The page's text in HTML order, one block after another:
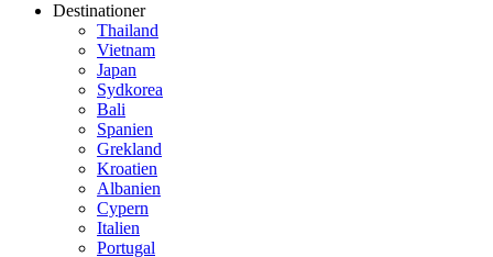
Destinationer
Thailand
Vietnam
Japan
Sydkorea
Bali
Spanien
Grekland
Kroatien
Albanien
Cypern
Italien
Portugal